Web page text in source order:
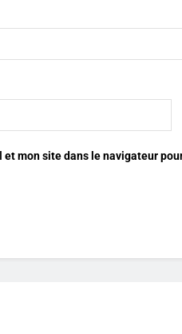
mon site dans le navigateur